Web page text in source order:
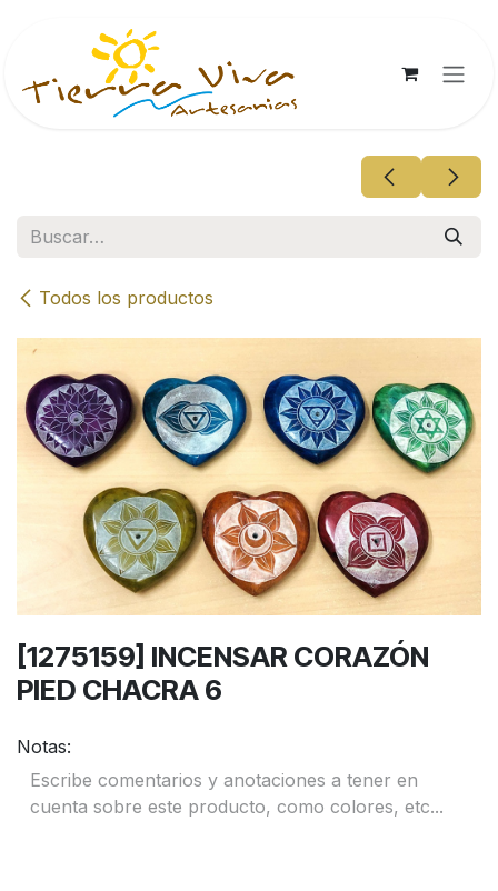
Todos los productos
[1275159] INCENSAR CORAZÓN
PIED CHACRA 6
Notas: